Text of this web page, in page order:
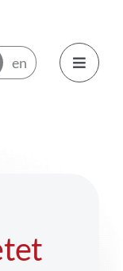
Toggle